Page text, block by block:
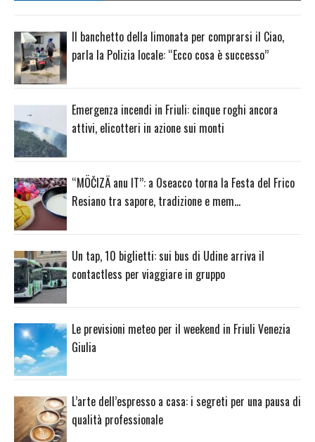
Il banchetto della limonata per comprarsi il Ciao,
parla la Polizia locale: “Ecco cosa è successo”
Emergenza incendi in Friuli: cinque roghi ancora
attivi, elicotteri in azione sui monti
“MÖČIZÄ anu IT”: a Oseacco torna la Festa del Frico
Resiano tra sapore, tradizione e mem…
Un tap, 10 biglietti: sui bus di Udine arriva il
contactless per viaggiare in gruppo
Le previsioni meteo per il weekend in Friuli Venezia
Giulia
L’arte dell’espresso a casa: i segreti per una pausa di
qualità professionale